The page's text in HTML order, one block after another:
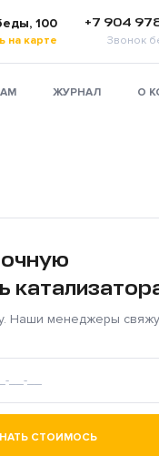
100
на карте
+7 904
Звонок
ЖУРНАЛ О
Наши менеджеры
СТОИМОСЬ